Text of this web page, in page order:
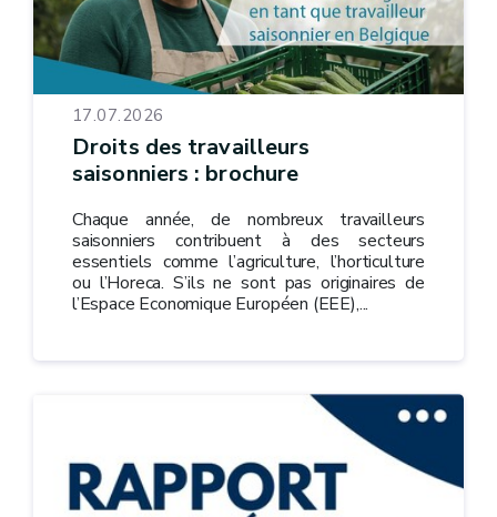
17.07.2026
Droits des travailleurs
saisonniers : brochure
Chaque année, de nombreux travailleurs
saisonniers contribuent à des secteurs
essentiels comme l’agriculture, l’horticulture
ou l’Horeca. S’ils ne sont pas originaires de
l’Espace Economique Européen (EEE),...